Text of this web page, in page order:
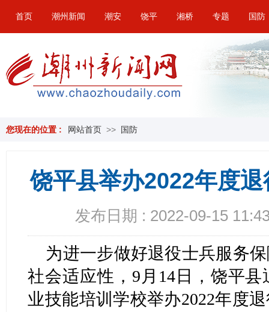
首页 潮州新闻 潮安 饶平 湘桥 专题 国防
您现在的位置 : 网站首页 >> 国防
饶平县举办2022年度
发布日期 : 2022-09-15
为进一步做好退役士兵服务
社会适应性，9月14日，饶平
业技能培训学校举办2022年度